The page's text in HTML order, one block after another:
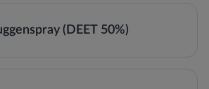
(DEET 50%)